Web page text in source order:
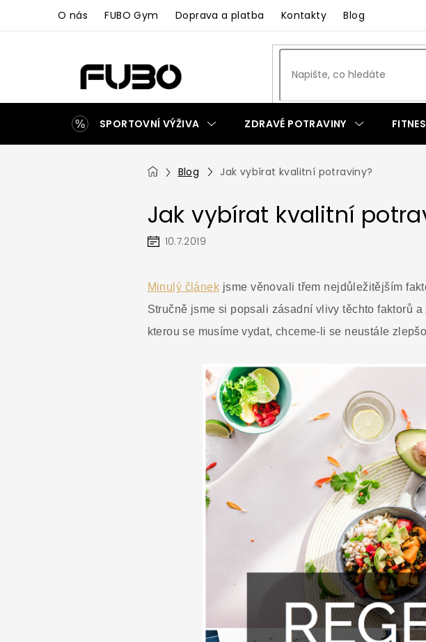
obsah
O nás FUBO Gym Doprava a platba Kontakty Blog
SPORTOVNÍ VÝŽIVA ZDRAVÉ POTRAVINY
ZAKÁZKOVÁ VÝROBA
DomůBlog Jak vybírat kvalitní potraviny?
Jak vybírat kvalitní
10.7.2019
Minulý článek jsme věnovali třem nejdůležitějším
Stručně jsme si popsali zásadní vlivy těchto faktorů
kterou se musíme vydat, chceme-li se neustále